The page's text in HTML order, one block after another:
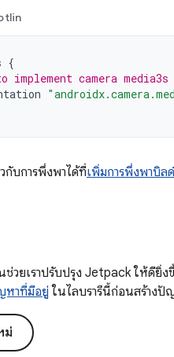
{
implement camera media3s
กับการพึ่งพาได้ที่เพิ่มการพึ่งพาบิลด์
วยเราปรับปรุง Jetpack ให้ดียิ่
าที่มีอยู่ ในไลบรารีนี้ก่อนสร้าง
ม่